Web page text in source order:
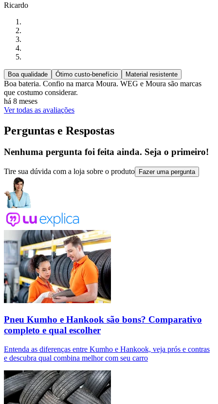
Ricardo
Boa qualidade Ótimo custo-benefício Material resistente
Boa bateria. Confio na marca Moura. WEG e Moura são marcas
que costumo considerar.
há 8 meses
Ver todas as avaliações
Perguntas e Respostas
Nenhuma pergunta foi feita ainda. Seja o primeiro!
Tire sua dúvida com a loja sobre o produto Fazer uma pergunta
Pneu Kumho e Hankook são bons? Comparativo
completo e qual escolher
Entenda as diferenças entre Kumho e Hankook, veja prós e contras
e descubra qual combina melhor com seu carro